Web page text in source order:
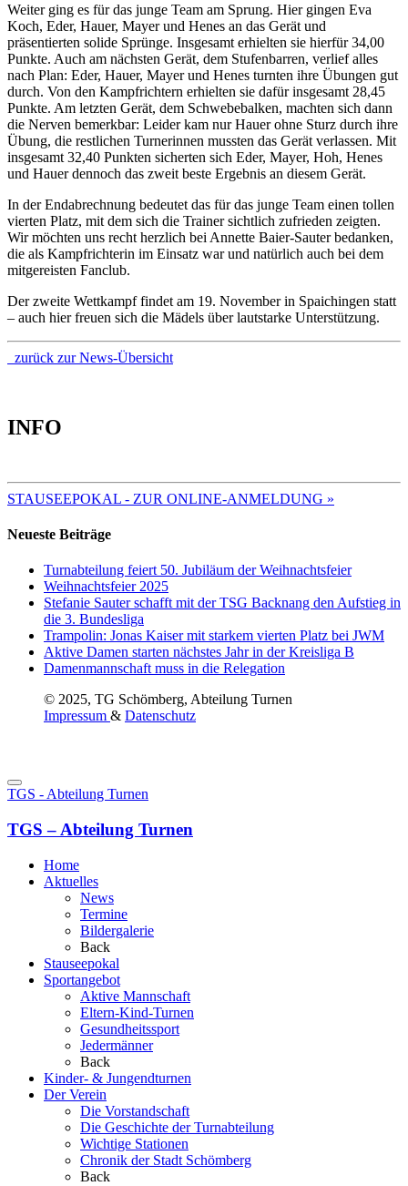
Weiter ging es für das junge Team am Sprung. Hier gingen Eva
Koch, Eder, Hauer, Mayer und Henes an das Gerät und
präsentierten solide Sprünge. Insgesamt erhielten sie hierfür 34,00
Punkte. Auch am nächsten Gerät, dem Stufenbarren, verlief alles
nach Plan: Eder, Hauer, Mayer und Henes turnten ihre Übungen gut
durch. Von den Kampfrichtern erhielten sie dafür insgesamt 28,45
Punkte. Am letzten Gerät, dem Schwebebalken, machten sich dann
die Nerven bemerkbar: Leider kam nur Hauer ohne Sturz durch ihre
Übung, die restlichen Turnerinnen mussten das Gerät verlassen. Mit
insgesamt 32,40 Punkten sicherten sich Eder, Mayer, Hoh, Henes
und Hauer dennoch das zweit beste Ergebnis an diesem Gerät.
In der Endabrechnung bedeutet das für das junge Team einen tollen
vierten Platz, mit dem sich die Trainer sichtlich zufrieden zeigten.
Wir möchten uns recht herzlich bei Annette Baier-Sauter bedanken,
die als Kampfrichterin im Einsatz war und natürlich auch bei dem
mitgereisten Fanclub.
Der zweite Wettkampf findet am 19. November in Spaichingen statt
– auch hier freuen sich die Mädels über lautstarke Unterstützung.
zurück zur News-Übersicht
INFO
STAUSEEPOKAL - ZUR ONLINE-ANMELDUNG »
Neueste Beiträge
Turnabteilung feiert 50. Jubiläum der Weihnachtsfeier
Weihnachtsfeier 2025
Stefanie Sauter schafft mit der TSG Backnang den Aufstieg in
die 3. Bundesliga
Trampolin: Jonas Kaiser mit starkem vierten Platz bei JWM
Aktive Damen starten nächstes Jahr in der Kreisliga B
Damenmannschaft muss in die Relegation
© 2025, TG Schömberg, Abteilung Turnen
Impressum & Datenschutz
TGS - Abteilung Turnen
TGS – Abteilung Turnen
Home
Aktuelles
News
Termine
Bildergalerie
Back
Stauseepokal
Sportangebot
Aktive Mannschaft
Eltern-Kind-Turnen
Gesundheitssport
Jedermänner
Back
Kinder- & Jungendturnen
Der Verein
Die Vorstandschaft
Die Geschichte der Turnabteilung
Wichtige Stationen
Chronik der Stadt Schömberg
Back